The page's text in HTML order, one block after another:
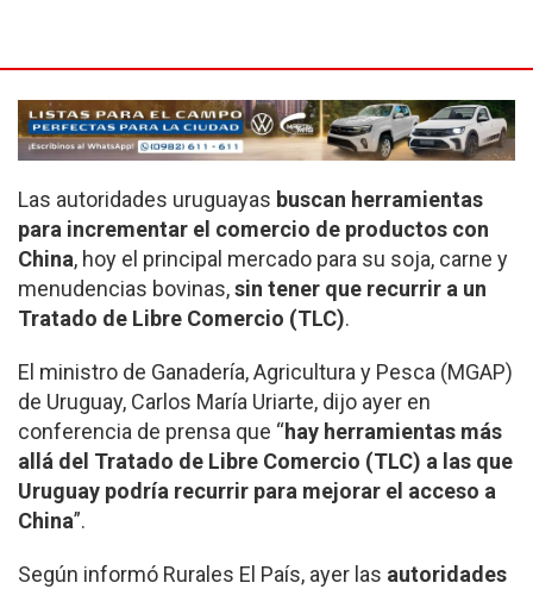
Las autoridades uruguayas buscan herramientas
para incrementar el comercio de productos con
China, hoy el principal mercado para su soja, carne y
menudencias bovinas,sin tener que recurrir a un
Tratado de Libre Comercio (TLC).
El ministro de Ganadería, Agricultura y Pesca (MGAP)
de Uruguay, Carlos María Uriarte, dijo ayer en
conferencia de prensa que “hay herramientas más
allá del Tratado de Libre Comercio (TLC) a las que
Uruguay podría recurrir para mejorar el acceso a
China”.
Según informó Rurales El País, ayer las autoridades